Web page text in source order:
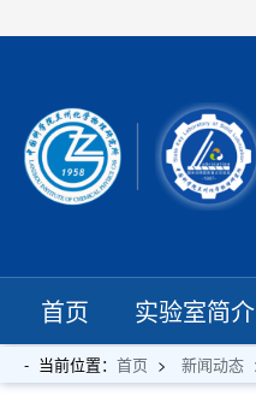
首页 实验室简介
当前位置： 首页 新闻动态